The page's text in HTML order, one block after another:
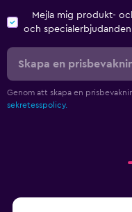
Barnvakt eller crèche
Böcker, Dvd:er, musik för
Barnsäkra uttag
Mejla mig produkt-
och
Skapa en
Genom att skapa en
sekretesspolicy.